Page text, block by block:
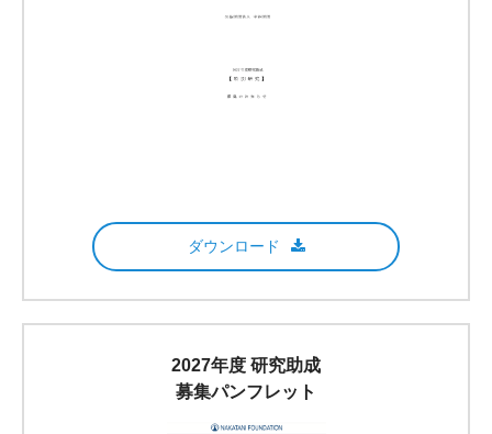
ダウンロード
2027年度 研究助成
募集パンフレット